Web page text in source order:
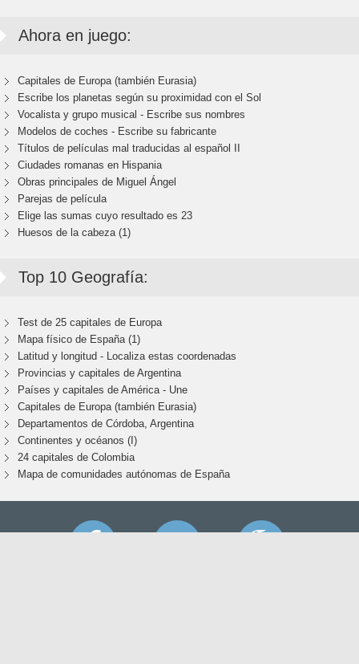
Ahora en juego:
Capitales de Europa (también Eurasia)
Escribe los planetas según su proximidad con el Sol
Vocalista y grupo musical - Escribe sus nombres
Modelos de coches - Escribe su fabricante
Títulos de películas mal traducidas al español II
Ciudades romanas en Hispania
Obras principales de Miguel Ángel
Parejas de película
Elige las sumas cuyo resultado es 23
Huesos de la cabeza (1)
Top 10 Geografía:
Test de 25 capitales de Europa
Mapa físico de España (1)
Latitud y longitud - Localiza estas coordenadas
Provincias y capitales de Argentina
Países y capitales de América - Une
Capitales de Europa (también Eurasia)
Departamentos de Córdoba, Argentina
Continentes y océanos (I)
24 capitales de Colombia
Mapa de comunidades autónomas de España